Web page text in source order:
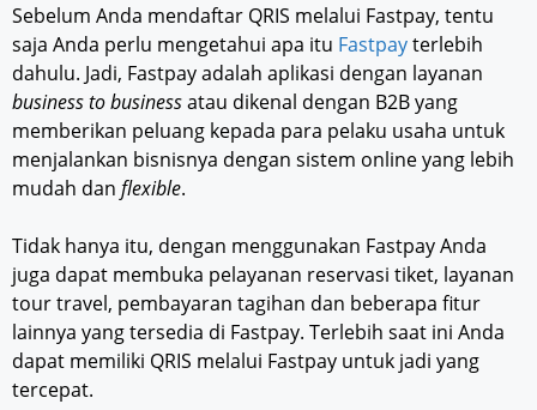
Sebelum Anda mendaftar QRIS melalui Fastpay, tentu
saja Anda perlu mengetahui apa itu Fastpayterlebih
dahulu. Jadi, Fastpay adalah aplikasi dengan layanan
business to businessatau dikenal dengan B2B yang
memberikan peluang kepada para pelaku usaha untuk
menjalankan bisnisnya dengan sistem online yang lebih
mudah dan flexible.
Tidak hanya itu, dengan menggunakan Fastpay Anda
juga dapat membuka pelayanan reservasi tiket, layanan
tour travel, pembayaran tagihan dan beberapa fitur
lainnya yang tersedia di Fastpay. Terlebih saat ini Anda
dapat memiliki QRIS melalui Fastpay untuk jadi yang
tercepat.